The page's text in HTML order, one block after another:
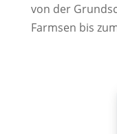
von der
Farmsen bis